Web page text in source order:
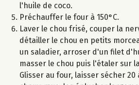
l'huile de coco.
Préchauffer le four à 150°C.
Laver le chou frisé, couper la
détailler le chou en petits
un saladier, arroser d'un filet
masser le chou puis l'étaler sur
Glisser au four, laisser sécher 20